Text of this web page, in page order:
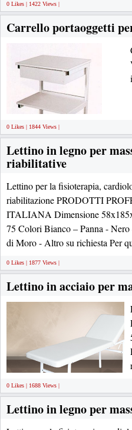
0 Likes | 1422 Views |
Carrello portaoggetti
0 Likes | 1844 Views |
Lettino in legno per
riabilitative
Lettino per la fisioterapia,
riabilitazione PRODOTTI
ITALIANA Dimensione
75 Colori Bianco – Panna - Nero
di Moro - Altro su richiesta Per
0 Likes | 1877 Views |
Lettino in acciaio per
0 Likes | 1688 Views |
Lettino in legno per